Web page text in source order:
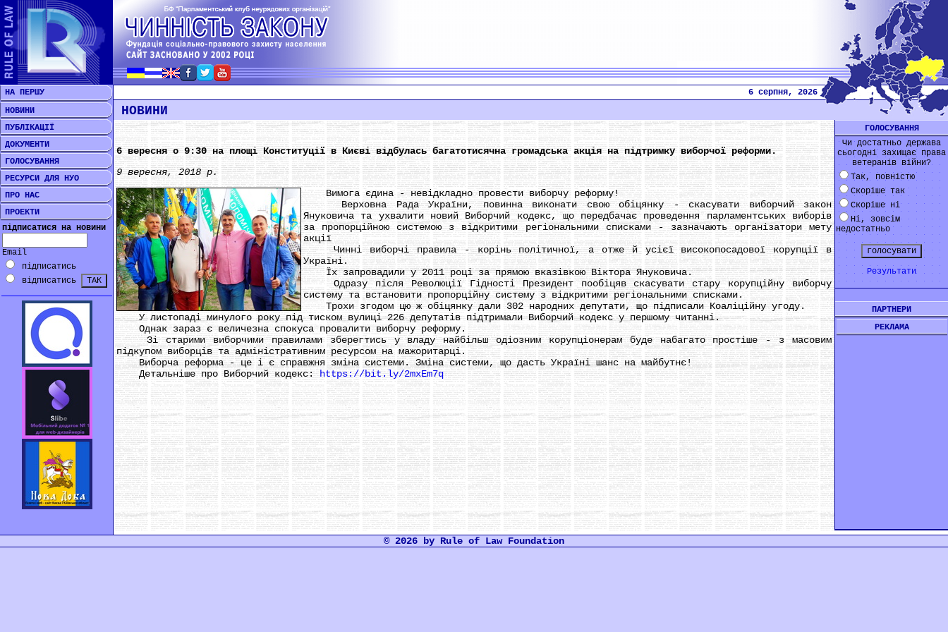
НА ПЕРШУ
6 серпня, 2026
НОВИНИ
ПУБЛІКАЦІЇ
ДОКУМЕНТИ
ГОЛОСУВАННЯ
РЕСУРСИ ДЛЯ НУО
ПРО НАС
ПРОЕКТИ
підписатися на новини
Email
підписатись
відписатись
НОВИНИ
6 вересня о 9:30 на площі Конституції в Києві відбулась багатотисячна громадська акція на підтримку виборчої реформи.
9 вересня, 2018 р.
Вимога єдина - невідкладно провести виборчу реформу!
Верховна Рада України, повинна виконати свою обіцянку - скасувати виборчий закон
Януковича та ухвалити новий Виборчий кодекс, що передбачає проведення парламентських виборів
за пропорційною системою з відкритими регіональними списками - зазначають організатори мету
акції
Чинні виборчі правила - корінь політичної, а отже й усієї високопосадової корупції в
Україні.
Їх запровадили у 2011 році за прямою вказівкою Віктора Януковича.
Одразу після Революції Гідності Президент пообіцяв скасувати стару корупційну виборчу
систему та встановити пропорційну систему з відкритими регіональними списками.
Трохи згодом цю ж обіцянку дали 302 народних депутати, що підписали Коаліційну угоду.
У листопаді минулого року під тиском вулиці 226 депутатів підтримали Виборчий кодекс у першому читанні.
Однак зараз є величезна спокуса провалити виборчу реформу.
Зі старими виборчими правилами зберегтись у владу найбільш одіозним корупціонерам буде набагато простіше - з масовим
підкупом виборців та адміністративним ресурсом на мажоритарці.
Виборча реформа - це і є справжня зміна системи. Зміна системи, що дасть Україні шанс на майбутнє!
Детальніше про Виборчий кодекс:https://bit.ly/2mxEm7q
ГОЛОСУВАННЯ
Чи достатньо держава
сьогодні захищає права
ветеранів війни?
Так, повністю
Скоріше так
Скоріше ні
Ні, зовсім
недостатньо
Результати
ПАРТНЕРИ
РЕКЛАМА
© 2026 by Rule of Law Foundation